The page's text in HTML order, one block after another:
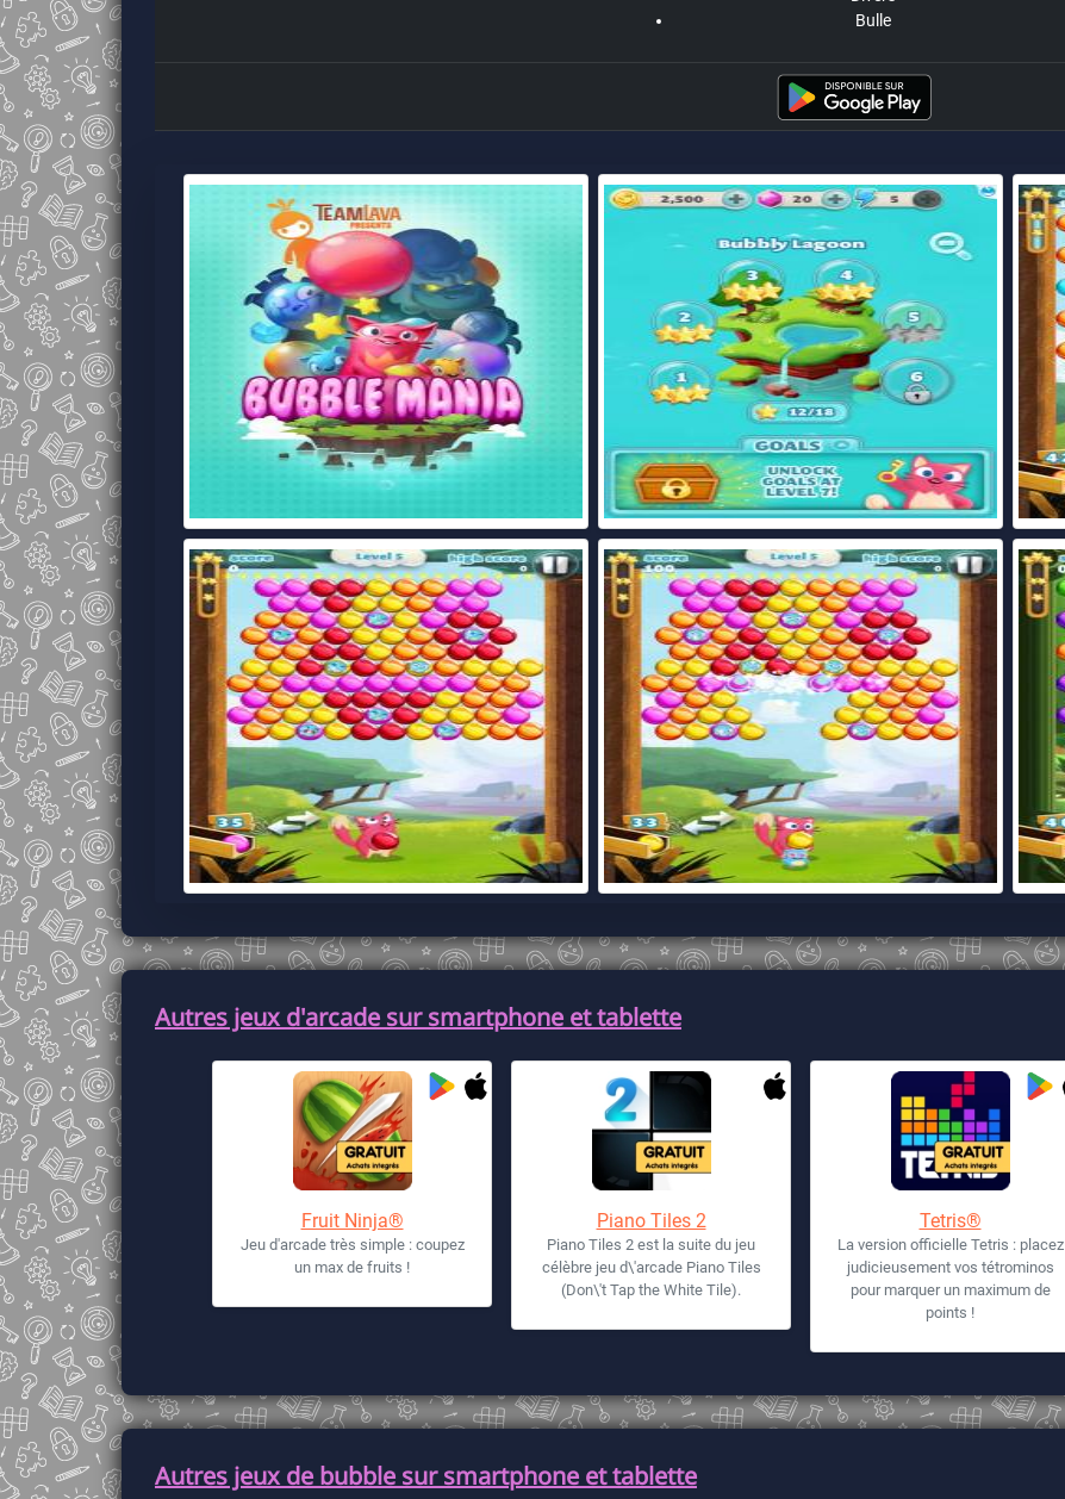
Bulle
Autres jeux d'arcade sur smartphone et tablette
Fruit Ninja®
Jeu d'arcade très simple : coupez
un max de fruits !
Piano Tiles 2
Piano Tiles 2 est la suite du jeu
célèbre jeu d\'arcade Piano Tiles
(Don\'t Tap the White Tile).
Tetris®
La version officielle Tetris : placez
judicieusement vos tétrominos
pour marquer un maximum de
points !
Autres jeux de bubble sur smartphone et tablette